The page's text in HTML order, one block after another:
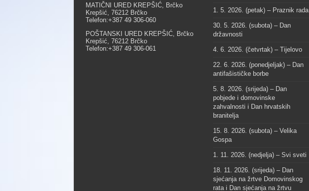
MATIČNI URED KREPŠIĆ, Brčko
Krepšić, 76212 Brčko
Telefon:+387 49 306-060
POŠTANSKI URED KREPŠIĆ, Brčko
Krepšić, 76212 Brčko
Telefon:+387 49 306-061
1. 5. 2026. (petak) – Praznik rada
30. 5. 2026. (subota) – Dan
državnosti
4. 6. 2026. (četvrtak) – Tijelovo
22. 6. 2026. (ponedjeljak) – Dan
antifašističke borbe
5. 8. 2026. (srijeda) – Dan
pobjede i domovinske
zahvalnosti i Dan hrvatskih
branitelja
15. 8. 2026. (subota) – Velika
Gospa
1. 11. 2026. (nedjelja) – Svi sveti
18. 11. 2026. (srijeda) – Dan
sjećanja na žrtve Domovinskog
rata i Dan sjećanja na žrtvu